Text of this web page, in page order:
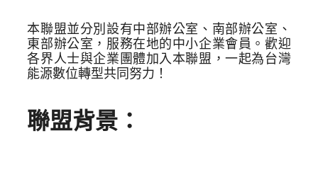
本聯盟並分別設有中部辦公室、南部辦公室、
東部辦公室，服務在地的中小企業會員。歡迎
各界人士與企業團體加入本聯盟，一起為台灣
能源數位轉型共同努力！
聯盟背景：